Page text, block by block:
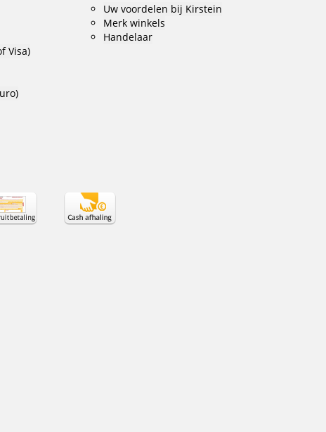
Visa)
Uw voordelen bij Kirstein
Merk winkels
Handelaar